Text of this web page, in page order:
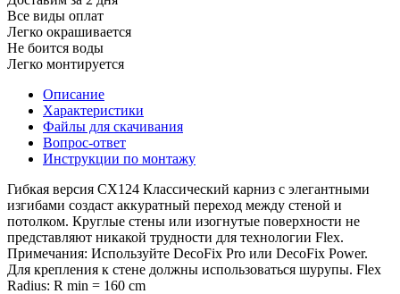
Все виды оплат
Легко окрашивается
Не боится воды
Легко монтируется
Описание
Характеристики
Файлы для скачивания
Вопрос-ответ
Инструкции по монтажу
Гибкая версия CX124 Классический карниз с элегантными
изгибами создаст аккуратный переход между стеной и
потолком. Круглые стены или изогнутые поверхности не
представляют никакой трудности для технологии Flex.
Примечания: Используйте DecoFix Pro или DecoFix Power.
Для крепления к стене должны использоваться шурупы. Flex
Radius: R min = 160 cm